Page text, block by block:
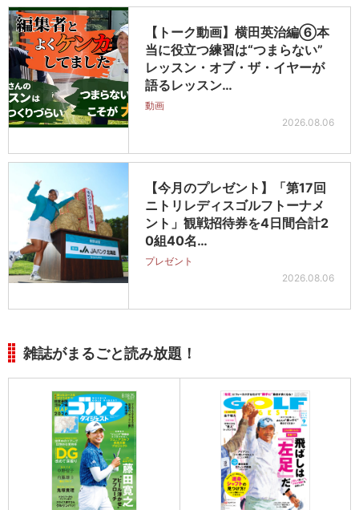
【トーク動画】横田英治編⑥本
当に役立つ練習は“つまらない”
レッスン・オブ・ザ・イヤーが
語るレッスン…
動画
2026.08.06
【今月のプレゼント】「第17回
ニトリレディスゴルフトーナメ
ント」観戦招待券を4日間合計2
0組40名…
プレゼント
2026.08.06
雑誌がまるごと読み放題！